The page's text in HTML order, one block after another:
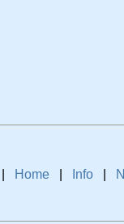
Home Info